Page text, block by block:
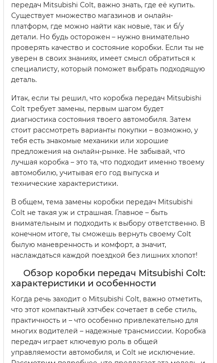
передач Mitsubishi Colt, важно знать, где её купить.
Существует множество магазинов и онлайн-
платформ, где можно найти как новые, так и б/у
детали. Но будь осторожен – нужно внимательно
проверять качество и состояние коробки. Если ты не
уверен в своих знаниях, имеет смысл обратиться к
специалисту, который поможет выбрать подходящую
деталь.
Итак, если ты решил, что коробка передач Mitsubishi
Colt требует замены, первым шагом будет
диагностика состояния твоего автомобиля. Затем
стоит рассмотреть варианты покупки – возможно, у
тебя есть знакомые механики или хорошие
предложения на онлайн-рынке. Не забывай, что
лучшая коробка – это та, что подходит именно твоему
автомобилю, учитывая его год выпуска и
технические характеристики.
В общем, тема замены коробки передач Mitsubishi
Colt не такая уж и страшная. Главное – быть
внимательным и подходить к выбору ответственно. В
конечном итоге, ты сможешь вернуть своему Colt
былую маневренность и комфорт, а значит,
наслаждаться каждой поездкой без лишних хлопот!
Обзор коробки передач Mitsubishi Colt:
характеристики и особенности
Когда речь заходит о Mitsubishi Colt, важно отметить,
что этот компактный хэтчбек сочетает в себе стиль,
практичность и – что особенно привлекательно для
многих водителей – надежные трансмиссии. Коробка
передач играет ключевую роль в общей
управляемости автомобиля, и Colt не исключение.